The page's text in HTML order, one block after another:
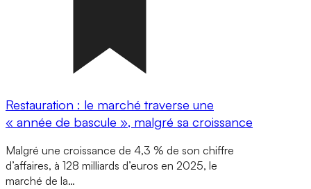
Restauration : le marché traverse une
« année de bascule », malgré sa croissance
Malgré une croissance de 4,3 % de son chiffre
d’affaires, à 128 milliards d’euros en 2025, le
marché de la…